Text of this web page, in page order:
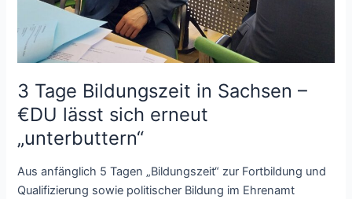
3 Tage Bildungszeit in Sachsen –
€DU lässt sich erneut
„unterbuttern“
Aus anfänglich 5 Tagen „Bildungszeit“ zur Fortbildung und
Qualifizierung sowie politischer Bildung im Ehrenamt